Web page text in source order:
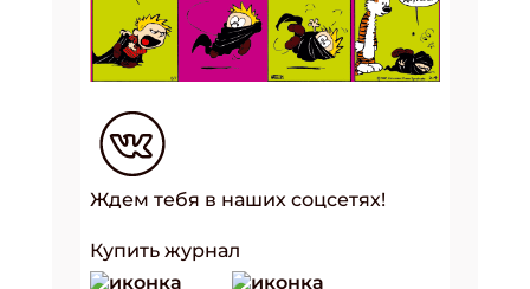
Ждем тебя в наших соцсетях!
Купить журнал